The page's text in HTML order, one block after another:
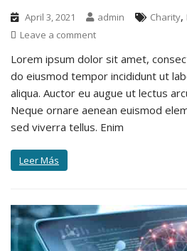
April 3, 2021 admin Charity,
Leave a comment
Lorem ipsum dolor sit amet,
do eiusmod tempor incididunt ut
aliqua. Auctor eu augue ut lectus
Neque ornare aenean euismod
sed viverra tellus. Enim
Leer Más